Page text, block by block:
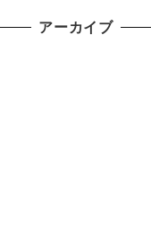
アーカイブ